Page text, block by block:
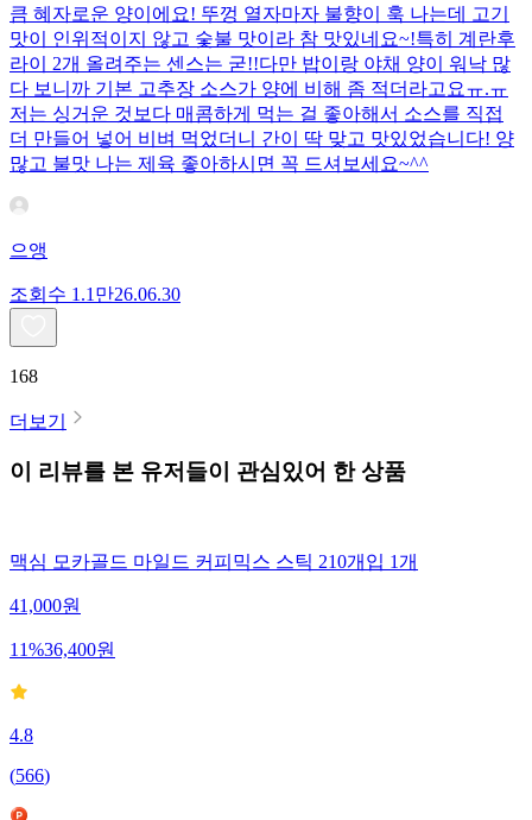
큼 혜자로운 양이에요! 뚜껑 열자마자 불향이 훅 나는데 고기
맛이 인위적이지 않고 숯불 맛이라 참 맛있네요~!특히 계란후
라이 2개 올려주는 센스는 굳!! ​다만 밥이랑 야채 양이 워낙 많
다 보니까 기본 고추장 소스가 양에 비해 좀 적더라고요ㅠ.ㅠ
저는 싱거운 것보다 매콤하게 먹는 걸 좋아해서 소스를 직접
더 만들어 넣어 비벼 먹었더니 간이 딱 맞고 맛있었습니다! 양
많고 불맛 나는 제육 좋아하시면 꼭 드셔보세요~^^
으앵
조회수 1.1만26.06.30
168
더보기
이 리뷰를 본 유저들이 관심있어 한 상품
맥심 모카골드 마일드 커피믹스 스틱 210개입 1개
41,000원
11%36,400원
4.8
(566)